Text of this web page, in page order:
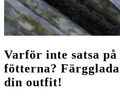
Varför inte satsa
fötterna?
din outfit!